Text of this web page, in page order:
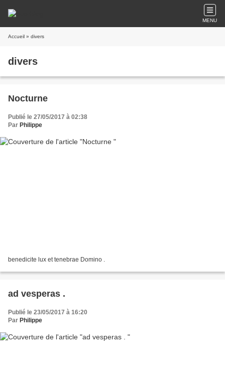
MENU
Accueil » divers
divers
Nocturne
Publié le 27/05/2017 à 02:38
Par Philippe
benedicite lux et tenebrae Domino .
ad vesperas .
Publié le 23/05/2017 à 16:20
Par Philippe